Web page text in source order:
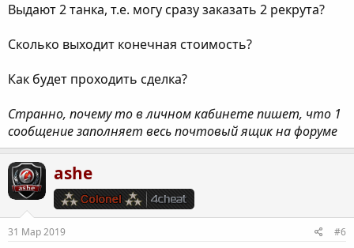
Выдают 2 танка, т.е. могу сразу заказать 2 рекрута?
Сколько выходит конечная стоимость?
Как будет проходить сделка?
Странно, почему то в личном кабинете пишет, что 1
сообщение заполняет весь почтовый ящик на форуме
ashe
31 Мар 2019 #6